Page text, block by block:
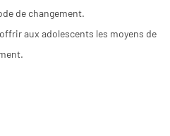
de changement.
aux adolescents les moyens de